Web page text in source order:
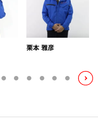
栗本 雅彦